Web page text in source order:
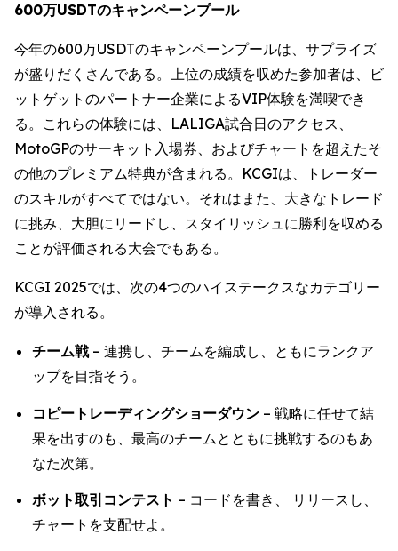
600万USDTのキャンペーンプール
今年の600万USDTのキャンペーンプールは、サプライズ
が盛りだくさんである。上位の成績を収めた参加者は、ビ
ットゲットのパートナー企業によるVIP体験を満喫でき
る。これらの体験には、LALIGA試合日のアクセス、
MotoGPのサーキット入場券、およびチャートを超えたそ
の他のプレミアム特典が含まれる。KCGIは、トレーダー
のスキルがすべてではない。それはまた、大きなトレード
に挑み、大胆にリードし、スタイリッシュに勝利を収める
ことが評価される大会でもある。
KCGI 2025では、次の4つのハイステークスなカテゴリー
が導入される。
チーム戦– 連携し、チームを編成し、ともにランクア
ップを目指そう。
コピートレーディングショーダウン – 戦略に任せて結
果を出すのも、最高のチームとともに挑戦するのもあ
なた次第。
ボット取引コンテスト – コードを書き、 リリースし、
チャートを支配せよ。